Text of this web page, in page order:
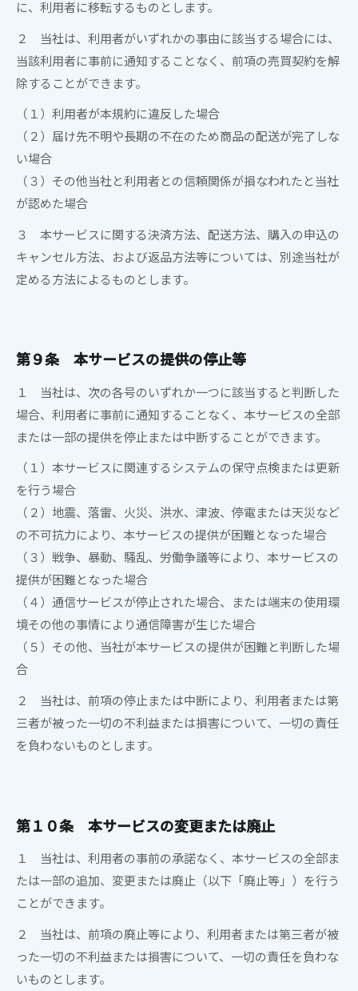
ご利用ありがとうございました。
次回のご利用をお待ちしております。
に、利用者に移転するものとします。
２ 当社は、利用者がいずれかの事由に該当する場合には、
当該利用者に事前に通知することなく、前項の売買契約を解
除することができます。
（１）利用者が本規約に違反した場合
（２）届け先不明や長期の不在のため商品の配送が完了しな
い場合
（３）その他当社と利用者との信頼関係が損なわれたと当社
が認めた場合
３ 本サービスに関する決済方法、配送方法、購入の申込の
キャンセル方法、および返品方法等については、別途当社が
定める方法によるものとします。
第９条 本サービスの提供の停止等
１ 当社は、次の各号のいずれか一つに該当すると判断した
場合、利用者に事前に通知することなく、本サービスの全部
または一部の提供を停止または中断することができます。
（１）本サービスに関連するシステムの保守点検または更新
を行う場合
（２）地震、落雷、火災、洪水、津波、停電または天災など
の不可抗力により、本サービスの提供が困難となった場合
（３）戦争、暴動、騒乱、労働争議等により、本サービスの
提供が困難となった場合
（４）通信サービスが停止された場合、または端末の使用環
境その他の事情により通信障害が生じた場合
（５）その他、当社が本サービスの提供が困難と判断した場
合
２ 当社は、前項の停止または中断により、利用者または第
三者が被った一切の不利益または損害について、一切の責任
を負わないものとします。
第１０条 本サービスの変更または廃止
１ 当社は、利用者の事前の承諾なく、本サービスの全部ま
たは一部の追加、変更または廃止（以下「廃止等」）を行う
ことができます。
２ 当社は、前項の廃止等により、利用者または第三者が被
った一切の不利益または損害について、一切の責任を負わな
いものとします。